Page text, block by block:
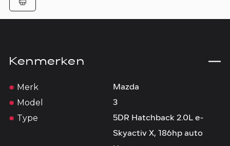
Kenmerken
Merk Mazda
Model 3
Type
5DR Hatchback 2.0L e-
Skyactiv X, 186hp auto